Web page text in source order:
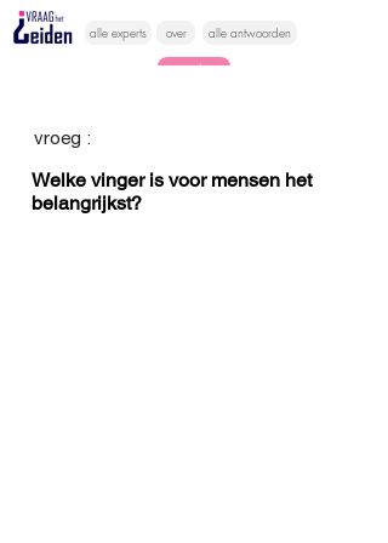
alle experts over alle antwoorden
vragen lessen
vroeg :
Welke vinger is voor mensen het
belangrijkst?